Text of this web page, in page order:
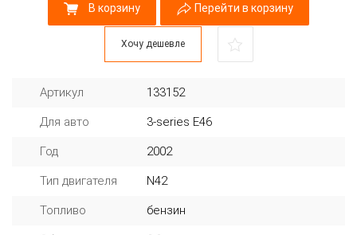
В корзину Перейти в корзину
Хочу дешевле
Артикул 133152
Для авто 3-series E46
Год 2002
Тип двигателя N42
Топливо бензин